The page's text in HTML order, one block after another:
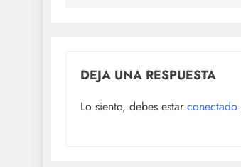
DEJA UNA RESPUESTA
Lo siento, debes estar conectado